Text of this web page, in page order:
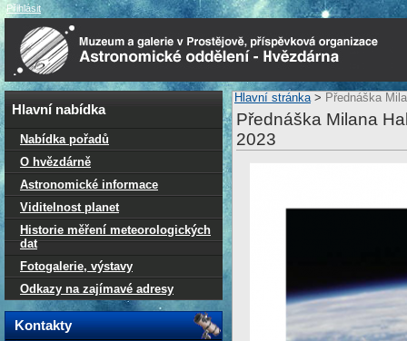
Hlavní nabídka
Nabídka pořadů
O hvězdárně
Astronomické informace
Viditelnost planet
Historie měření meteorologických
dat
Fotogalerie, výstavy
Odkazy na zajímavé adresy
Kontakty
Hlavní stránka> Přednáška
Přednáška Milana
2023
Přihlásit